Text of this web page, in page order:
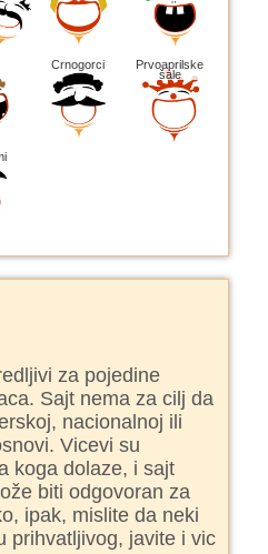
Crnogorci Prvoaprilske
šale
za pojedine
Sajt nema za cilj da
nacionalnoj ili
Vicevi su
koga dolaze, i sajt
biti odgovoran za
ipak, mislite da neki
prihvatljivog, javite i vic